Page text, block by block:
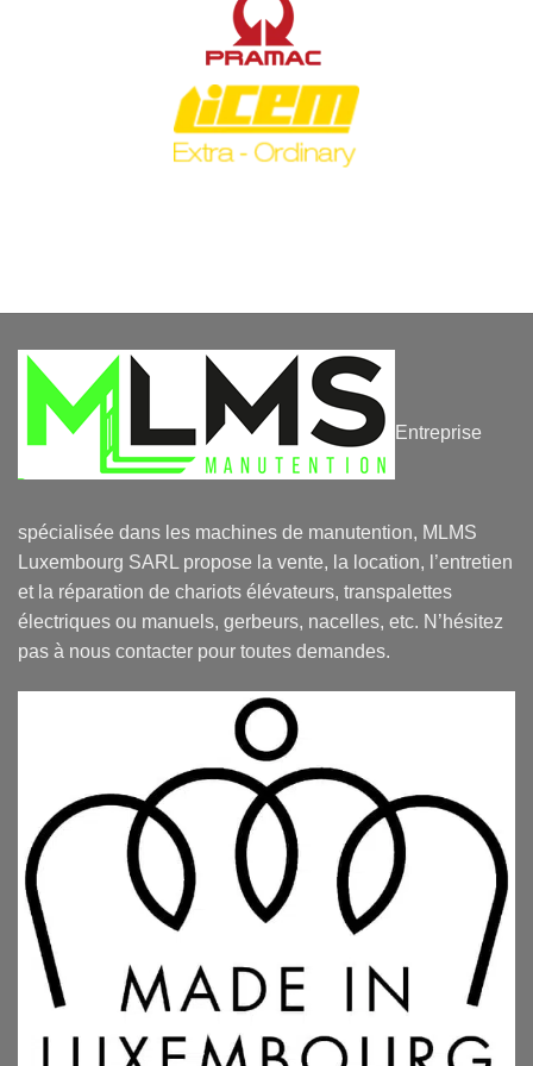
Entreprise
spécialisée dans les machines de manutention, MLMS
Luxembourg SARL propose la vente, la location, l’entretien
et la réparation de chariots élévateurs, transpalettes
électriques ou manuels, gerbeurs, nacelles, etc. N’hésitez
pas à nous contacter pour toutes demandes.